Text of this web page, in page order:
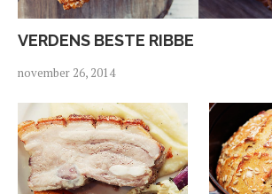
VERDENS BESTE RIBBE
november 26, 2014